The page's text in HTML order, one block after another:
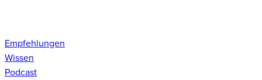
Empfehlungen
Wissen
Podcast